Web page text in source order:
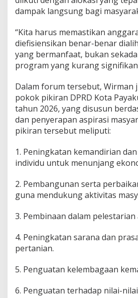
m
P
m
a
n
g
n
a
n
D
a
e
h
dampak langsung bagi
“Kita harus memastikan
diefisiensikan benar-benar
yang bermanfaat, bukan
program yang kurang
Dalam forum tersebut, Wirman
pokok pikiran DPRD Kota
tahun 2026, yang disusun
dan penyerapan aspirasi
pikiran tersebut meliputi:
1. Peningkatan kemandirian
individu untuk menunjang
2. Pembangunan serta
guna mendukung aktivitas
3. Pembinaan dalam pelestarian
4. Peningkatan sarana dan
pertanian.
5. Penguatan kelembagaan
6. Penguatan terhadap nilai-